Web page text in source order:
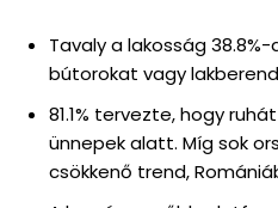
Tavaly a lakosság
bútorokat vagy
81.1% tervezte, hogy
ünnepek alatt. Míg sok
csökkenő trend,